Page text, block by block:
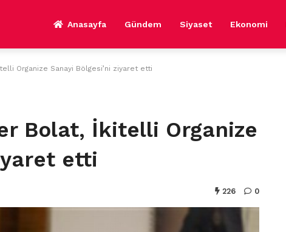
Anasayfa Gündem Siyaset Ekonomi
Organize Sanayi Bölgesi’ni ziyaret etti
Bolat, İkitelli Organize
etti
226 0